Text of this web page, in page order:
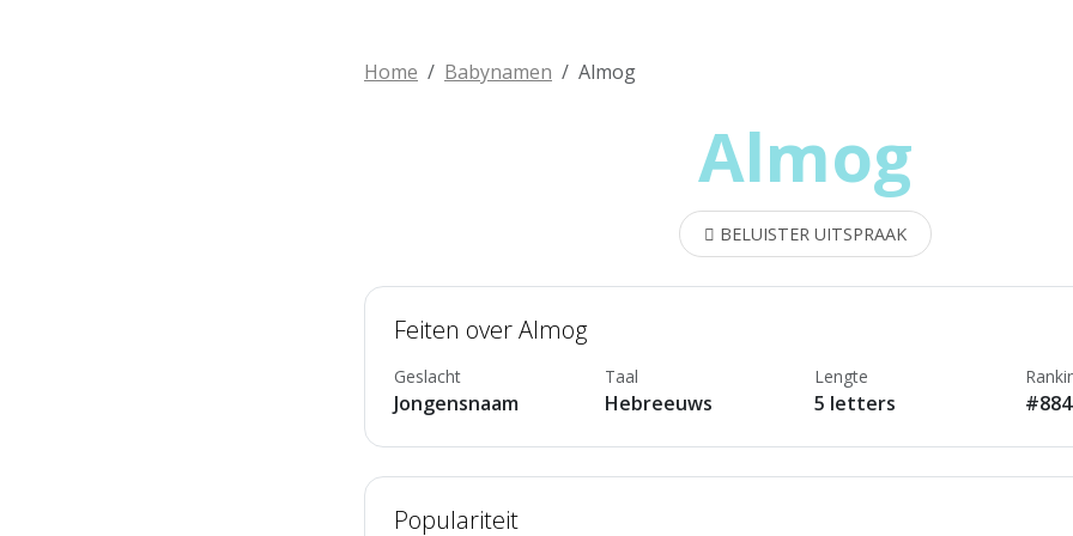
Home Babynamen Almog
Almog
BELUISTER UITSPRAAK
Feiten over Almog
Geslacht
Jongensnaam
Taal
Hebreeuws
Lengte
5 letters
Populariteit